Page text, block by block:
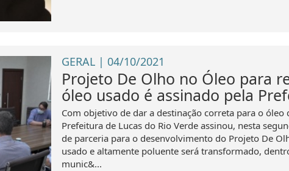
GERAL | 04/10/2021
Projeto De Olho no Óleo para
óleo usado é assinado pela
Com objetivo de dar a destinação correta para o óleo
Prefeitura de Lucas do Rio Verde assinou, nesta
de parceria para o desenvolvimento do Projeto De
usado e altamente poluente será transformado,
munic&...